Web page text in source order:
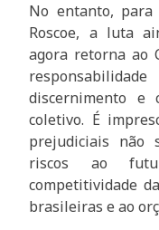
No entanto, para
Roscoe, a luta
agora retorna ao
discernimento e
coletivo. É
prejudiciais não
riscos ao
competitividade
brasileiras e ao